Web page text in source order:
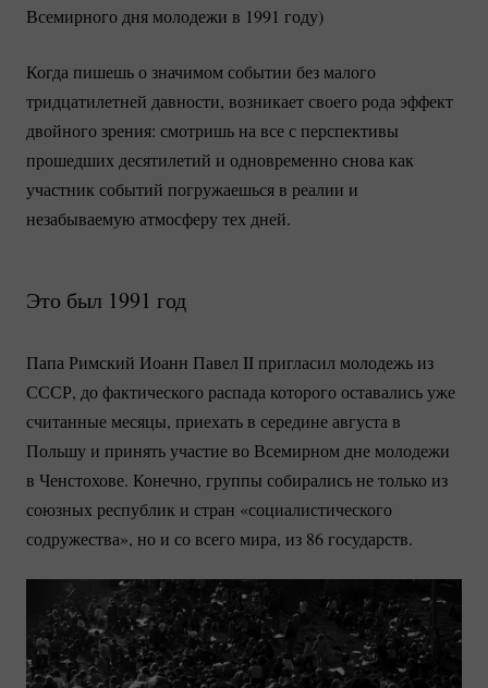
Всемирного дня молодежи в 1991 году)
Когда пишешь о значимом событии без малого
тридцатилетней давности, возникает своего рода эффект
двойного зрения: смотришь на все с перспективы
прошедших десятилетий и одновременно снова как
участник событий погружаешься в реалии и
незабываемую атмосферу тех дней.
Это был 1991 год
Папа Римский Иоанн Павел II пригласил молодежь из
СССР, до фактического распада которого оставались уже
считанные месяцы, приехать в середине августа в
Польшу и принять участие во Всемирном дне молодежи
в Ченстохове. Конечно, группы собирались не только из
союзных республик и стран «социалистического
содружества», но и со всего мира, из 86 государств.